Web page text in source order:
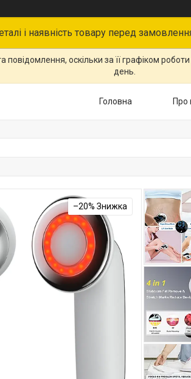
і наявність товару перед
оскільки за її графіком
день.
Головна Про
–20%